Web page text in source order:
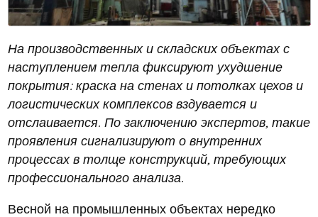
На производственных и складских объектах с
наступлением тепла фиксируют ухудшение
покрытия: краска на стенах и потолках цехов и
логистических комплексов вздувается и
отслаивается. По заключению экспертов, такие
проявления сигнализируют о внутренних
процессах в толще конструкций, требующих
профессионального анализа.
Весной на промышленных объектах нередко